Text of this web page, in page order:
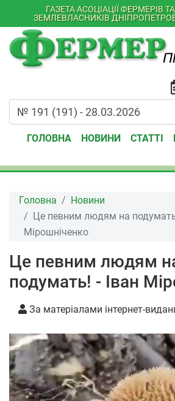
ГАЗЕТА АСОЦІАЦІЇ ФЕРМЕРІВ
ЗЕМЛЕВЛАСНИКІВ
ГОЛОВНА НОВИНИ СТАТТІ
Головна
Новини
Це певним людям на
Мірошніченко
Це певним людям
подумать! - Іван
За матеріалами інтернет-